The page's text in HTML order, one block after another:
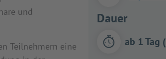
und
Teilnehmern eine
Dauer
ab 1 Tag